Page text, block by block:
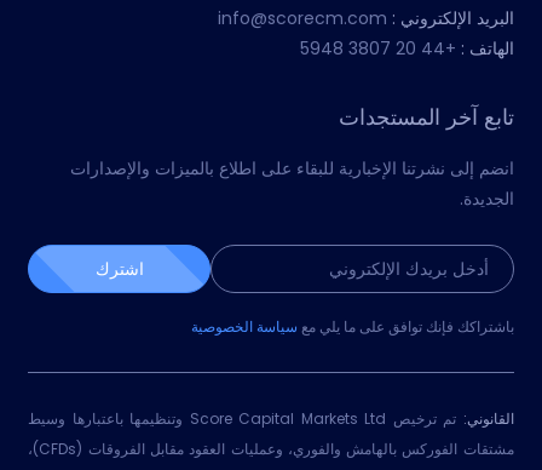
البريد الإلكتروني :
الهاتف : +44 20 3807 5948
تابع آخر المستجدات
انضم إلى نشرتنا الإخبارية للبقاء على اطلاع بالميزات والإصدارات
الجديدة.
اشترك
باشتراكك فإنك توافق على ما يلي مع سياسة الخصوصية
القانوني:
تم ترخيص Score Capital Markets Ltd وتنظيمها باعتبارها وسيط
مشتقات الفوركس بالهامش والفوري، وعمليات العقود مقابل الفروقات (CFDs)،